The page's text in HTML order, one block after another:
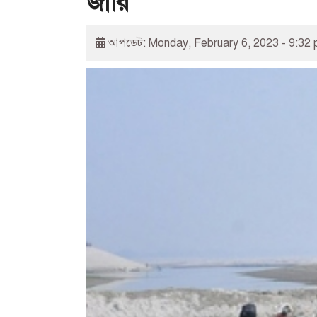
আপডেট: Monday, February 6, 2023 - 9:32